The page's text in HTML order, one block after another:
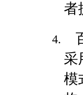
者
采
模